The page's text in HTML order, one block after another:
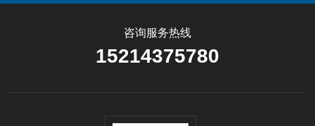
咨询服务热线
15214375780